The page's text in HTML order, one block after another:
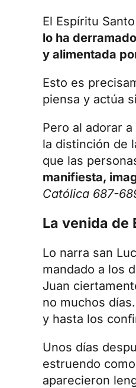
El Espíritu
lo ha
y alimentada
Esto es
piensa y actúa
Pero al adorar
la distinción de
que las
manifiesta,
Católica 687-
La venida de
Lo narra san
mandado a los
Juan
no muchos
y hasta los
Unos días
estruendo
aparecieron